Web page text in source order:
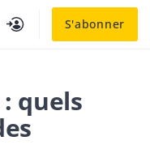
S'abonner
quels